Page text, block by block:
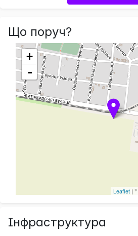
Що поруч?
+
-
Leaflet | ©
Інфраструктура